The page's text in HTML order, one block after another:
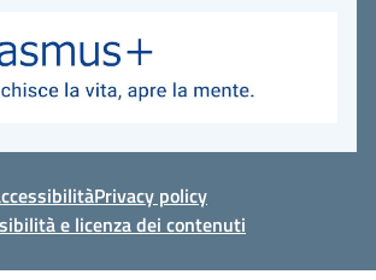
Privacy policy
e licenza dei contenuti